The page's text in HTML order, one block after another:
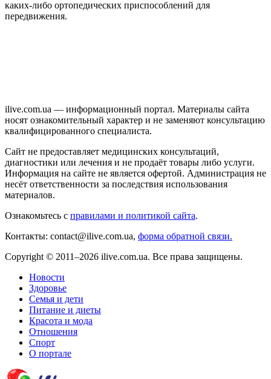
каких-либо ортопедических приспособлений для
передвижения.
ilive.com.ua — информационный портал. Материалы сайта
носят ознакомительный характер и не заменяют консультацию
квалифицированного специалиста.
Сайт не предоставляет медицинских консультаций,
диагностики или лечения и не продаёт товары либо услуги.
Информация на сайте не является офертой. Администрация не
несёт ответственности за последствия использования
материалов.
Ознакомьтесь с правилами и политикой сайта.
Контакты: contact@ilive.com.ua, форма обратной связи.
Copyright © 2011–2026 ilive.com.ua. Все права защищены.
Новости
Здоровье
Семья и дети
Питание и диеты
Красота и мода
Отношения
Спорт
О портале